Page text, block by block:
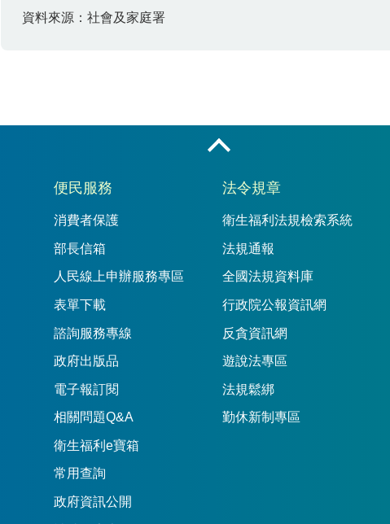
資料來源：社會及家庭署
便民服務
消費者保護
部長信箱
人民線上申辦服務專區
表單下載
諮詢服務專線
政府出版品
電子報訂閱
相關問題Q&A
衛生福利e寶箱
常用查詢
政府資訊公開
法令規章
衛生福利法規檢索系統
法規通報
全國法規資料庫
行政院公報資訊網
反貪資訊網
遊說法專區
法規鬆綁
勤休新制專區